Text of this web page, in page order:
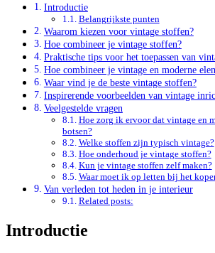
Introductie
Belangrijkste punten
Waarom kiezen voor vintage stoffen?
Hoe combineer je vintage stoffen?
Praktische tips voor het toepassen van
Hoe combineer je vintage en moderne
Waar vind je de beste vintage stoffen?
Inspirerende voorbeelden van vintage
Veelgestelde vragen
Hoe zorg ik ervoor dat vintage en
botsen?
Welke stoffen zijn typisch vintage?
Hoe onderhoud je vintage stoffen?
Kun je vintage stoffen zelf maken?
Waar moet ik op letten bij het
Van verleden tot heden in je interieur
Related posts:
Introductie